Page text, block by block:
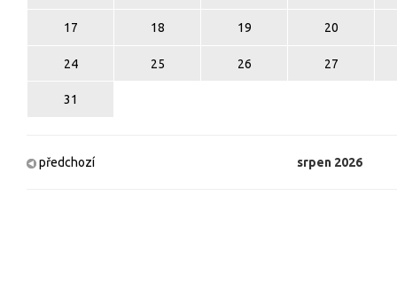
17 18 19 20
24 25 26 27
31
předchozí srpen 2026